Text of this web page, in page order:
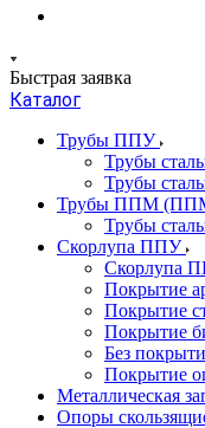
Быстрая заявка
Каталог
Трубы ППУ
Трубы
Трубы
Трубы ППМ
Трубы
Скорлупа ППУ
Скорлупа
Покрытие
Покрытие
Покрытие
Без
Покрытие
Металлическая
Опоры